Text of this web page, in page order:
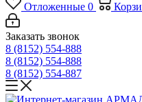
Отложенные 0
Заказать звонок
8 (8152) 554-888
8 (8152) 554-888
8 (8152) 554-887